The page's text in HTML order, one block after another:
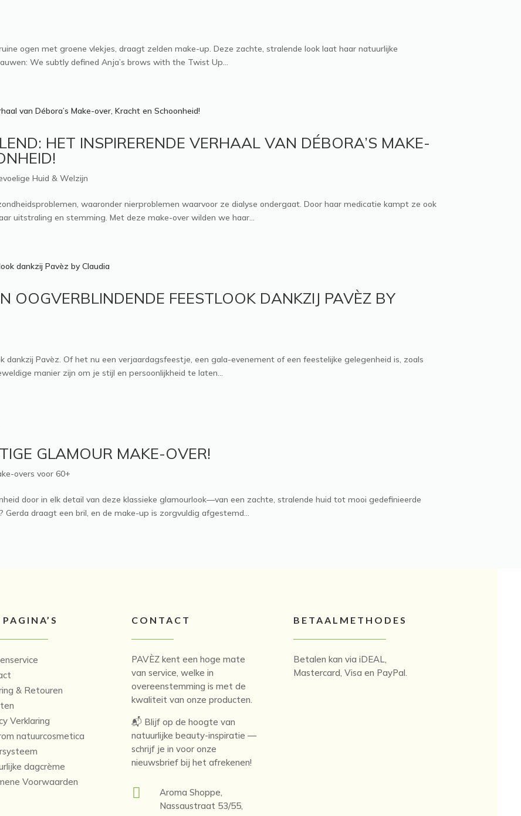
ogen met groene vlekjes, draagt zelden make-up. Deze zachte, stralende look laat haar natuurlijke
We subtly defined Anja’s brows with the Twist Up...
HET INSPIRERENDE VERHAAL VAN DÉBORA’S MAKE-
Huid & Welzijn
waaronder nierproblemen waarvoor ze dialyse ondergaat. Door haar medicatie kampt ze ook
uitstraling en stemming. Met deze make-over wilden we haar...
OOGVERBLINDENDE FEESTLOOK DANKZIJ PAVÈZ BY
dankzij Pavèz. Of het nu een verjaardagsfeestje, een gala-evenement of een feestelijke gelegenheid is, zoals
manier zijn om je stijl en persoonlijkheid te laten...
GLAMOUR MAKE-OVER!
overs voor 60+
door in elk detail van deze klassieke glamourlook—van een zachte, stralende huid tot mooi gedefinieerde
draagt een bril, en de make-up is zorgvuldig afgestemd...
& Retouren
Verklaring
natuurcosmetica
dagcrème
Voorwaarden
CONTACT
PAVÈZ kent een hoge mate
van service, welke in
overeenstemming is met de
kwaliteit van onze producten.
📬 Blijf op de hoogte van
natuurlijke beauty-inspiratie —
schrijf je in voor onze
nieuwsbrief bij het afrekenen!

Aroma Shoppe,
Nassaustraat 53/55,
BETAALMETHODES
Betalen kan via iDEAL,
Mastercard, Visa en PayPal.